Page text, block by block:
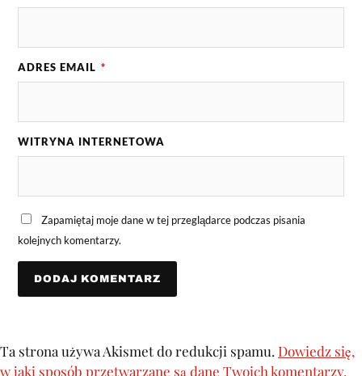
ADRES EMAIL *
WITRYNA INTERNETOWA
Zapamiętaj moje dane w tej przeglądarce podczas pisania
kolejnych komentarzy.
Ta strona używa Akismet do redukcji spamu. Dowiedz się,
w jaki sposób przetwarzane są dane Twoich komentarzy.